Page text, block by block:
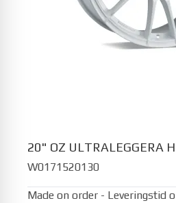
20" OZ ULTRALEGGERA
W0171520130
Made on order - Leveringstid